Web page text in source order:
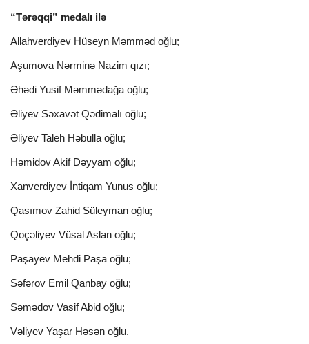
“Tərəqqi” medalı ilə
Allahverdiyev Hüseyn Məmməd oğlu;
Aşumova Nərminə Nazim qızı;
Əhədi Yusif Məmmədağa oğlu;
Əliyev Səxavət Qədimalı oğlu;
Əliyev Taleh Həbulla oğlu;
Həmidov Akif Dəyyam oğlu;
Xanverdiyev İntiqam Yunus oğlu;
Qasımov Zahid Süleyman oğlu;
Qoçəliyev Vüsal Aslan oğlu;
Paşayev Mehdi Paşa oğlu;
Səfərov Emil Qanbay oğlu;
Səmədov Vasif Abid oğlu;
Vəliyev Yaşar Həsən oğlu.